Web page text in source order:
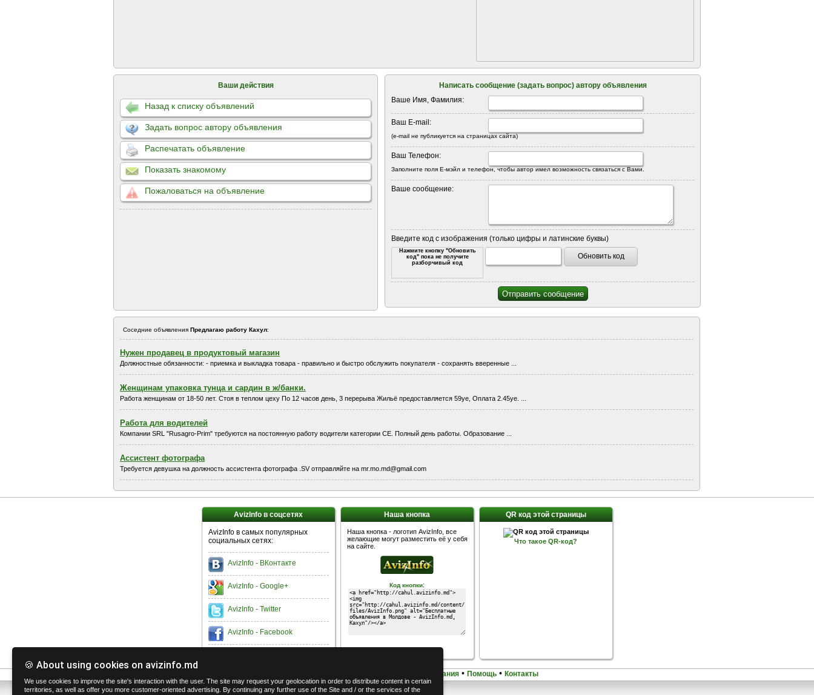
Ваши действия
Назад к списку объявлений
Задать вопрос автору объявления
Распечатать объявление
Показать знакомому
Пожаловаться на объявление
Написать сообщение (задать вопрос) автору объявления
Ваше Имя, Фамилия:
Ваш E-mail:
(e-mail не публикуется на страницах сайта)
Ваш Телефон:
Заполните поля Е-мэйл и телефон, чтобы автор имел возможность связаться с Вами.
Ваше сообщение:
Введите код с изображения (только цифры и латинские буквы)
Нажмите кнопку "Обновить
код" пока не получите
разборчивый код
Обновить код
Соседние объявления Предлагаю работу Кахул:
Нужен продавец в продуктовый магазин
Должностные обязанности: - приемка и выкладка товара - правильно и быстро обслужить покупателя - сохранять вверенные ...
Женщинам упаковка тунца и сардин в ж/банки.
Работа женщинам от 18-50 лет. Стоя в теплом цеху По 12 часов день, 3 перерыва Жильё предоставляется 59уе, Оплата 2.45уе. ...
Работа для водителей
Компании SRL "Rusagro-Prim" требуются на постоянную работу водители категории CE. Полный день работы. Образование ...
Ассистент фотографа
Требуется девушка на должность ассистента фотографа .SV отправляйте на mr.mo.md@gmail.com
AvizInfo в соцсетях
AvizInfo в самых популярных
социальных сетях:
AvizInfo - ВКонтакте
AvizInfo - Google+
AvizInfo - Twitter
AvizInfo - Facebook
Наша кнопка
Наша кнопка - логотип AvizInfo, все
желающие могут разместить её у себя
на сайте.
Код кнопки:
QR код этой страницы
Что такое QR-код?
Условия использования • Помощь • Контакты
🍪 About using cookies on avizinfo.md
We use cookies to improve the site's interaction with the user. The site may request your geolocation in order to distribute content in certain
territories, as well as offer you more customer-oriented advertising. By continuing any further use of the Site and / or the services of the